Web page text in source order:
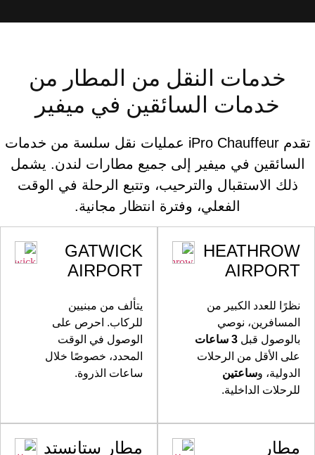
خدمات النقل من المطار من
خدمات السائقين في ميفير
تقدم iPro Chauffeur عمليات نقل سلسة من خدمات
السائقين في ميفير إلى جميع مطارات لندن. يشمل
ذلك الاستقبال والترحيب، وتتبع الرحلة في الوقت
الفعلي، وفترة انتظار مجانية.
HEATHROW
AIRPORT
نظرًا للعدد الكبير من
المسافرين، نوصي
بالوصول قبل 3 ساعات
على الأقل من الرحلات
الدولية، وساعتين
للرحلات الداخلية.
GATWICK
AIRPORT
يتألف من مبنيين
للركاب. احرص على
الوصول في الوقت
المحدد، خصوصًا خلال
ساعات الذروة.
مطار مطار ستانستد